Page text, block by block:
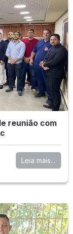
reunião com
Leia mais...